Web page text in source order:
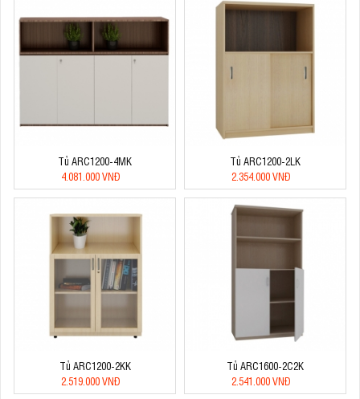
Tủ ARC1200-4MK
4.081.000 VNĐ
Tủ ARC1200-2LK
2.354.000 VNĐ
Tủ ARC1200-2KK
2.519.000 VNĐ
Tủ ARC1600-2C2K
2.541.000 VNĐ